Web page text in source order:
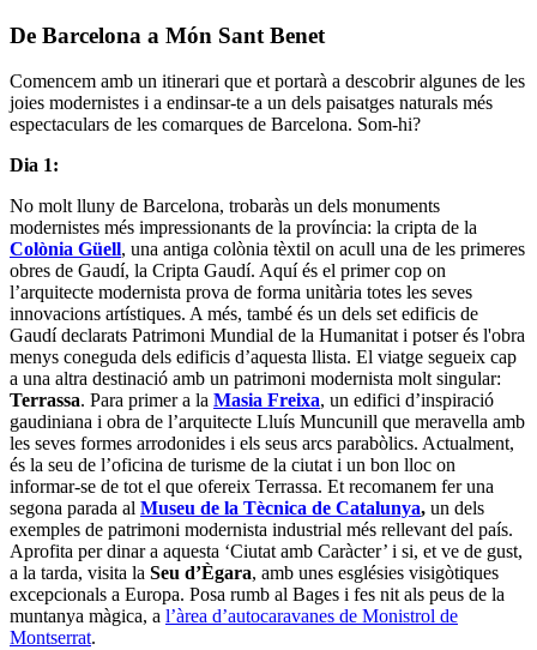
De Barcelona a Món Sant Benet
Comencem amb un itinerari que et portarà a descobrir algunes de les
joies modernistes i a endinsar-te a un dels paisatges naturals més
espectaculars de les comarques de Barcelona. Som-hi?
Dia 1:
No molt lluny de Barcelona, trobaràs un dels monuments
modernistes més impressionants de la província: la cripta de la
Colònia Güell, una antiga colònia tèxtil on acull una de les primeres
obres de Gaudí, la Cripta Gaudí. Aquí és el primer cop on
l’arquitecte modernista prova de forma unitària totes les seves
innovacions artístiques. A més, també és un dels set edificis de
Gaudí declarats Patrimoni Mundial de la Humanitat i potser és l'obra
menys coneguda dels edificis d’aquesta llista. El viatge segueix cap
a una altra destinació amb un patrimoni modernista molt singular:
Terrassa. Para primer a la Masia Freixa, un edifici d’inspiració
gaudiniana i obra de l’arquitecte Lluís Muncunill que meravella amb
les seves formes arrodonides i els seus arcs parabòlics. Actualment,
és la seu de l’oficina de turisme de la ciutat i un bon lloc on
informar-se de tot el que ofereix Terrassa. Et recomanem fer una
segona parada al Museu de la Tècnica de Catalunya, un dels
exemples de patrimoni modernista industrial més rellevant del país.
Aprofita per dinar a aquesta ‘Ciutat amb Caràcter’ i si, et ve de gust,
a la tarda, visita la Seu d’Ègara, amb unes esglésies visigòtiques
excepcionals a Europa. Posa rumb al Bages i fes nit als peus de la
muntanya màgica, a l’àrea d’autocaravanes de Monistrol de
Montserrat.